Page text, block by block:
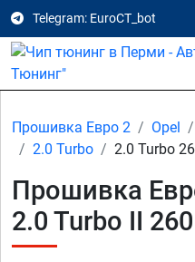
Telegram: EuroCT_bot
Прошивка Евро 2 Opel
2.0 Turbo
2.0 Turbo
Прошивка
2.0 Turbo II